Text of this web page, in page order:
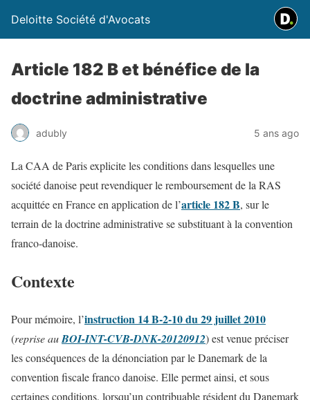
Deloitte Société d'Avocats
Article 182 B et bénéfice de la
doctrine administrative
adubly 5 ans ago
La CAA de Paris explicite les conditions dans lesquelles une
société danoise peut revendiquer le remboursement de la RAS
acquittée en France en application de l’article 182 B, sur le
terrain de la doctrine administrative se substituant à la convention
franco-danoise.
Contexte
Pour mémoire, l’instruction 14 B-2-10 du 29 juillet 2010
(reprise auBOI-INT-CVB-DNK-20120912) est venue préciser
les conséquences de la dénonciation par le Danemark de la
convention fiscale franco danoise. Elle permet ainsi, et sous
certaines conditions, lorsqu’un contribuable résident du Danemark